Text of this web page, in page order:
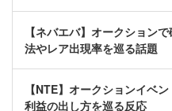
【ネバエバ】オークション
法やレア出現率を巡る話題
【NTE】オークションイベ
利益の出し方を巡る反応